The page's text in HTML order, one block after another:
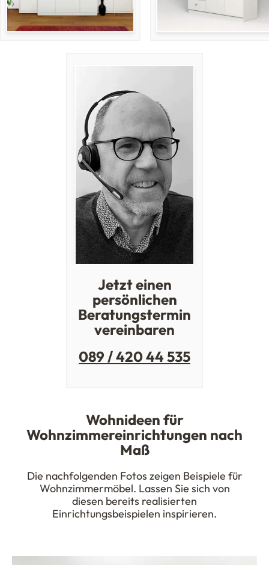
Jetzt einen
persönlichen
Beratungstermin
vereinbaren
089 / 420 44 535
Wohnideen für
Wohnzimmereinrichtungen nach
Maß
Die nachfolgenden Fotos zeigen Beispiele für
Wohnzimmermöbel. Lassen Sie sich von
diesen bereits realisierten
Einrichtungsbeispielen inspirieren.